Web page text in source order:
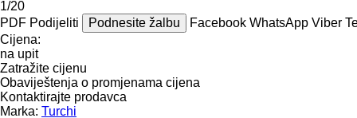
1/20
PDF Podijeliti Podnesite žalbu Facebook WhatsApp Viber
Cijena:
na upit
Zatražite cijenu
Obaviještenja o promjenama cijena
Kontaktirajte prodavca
Marka: Turchi